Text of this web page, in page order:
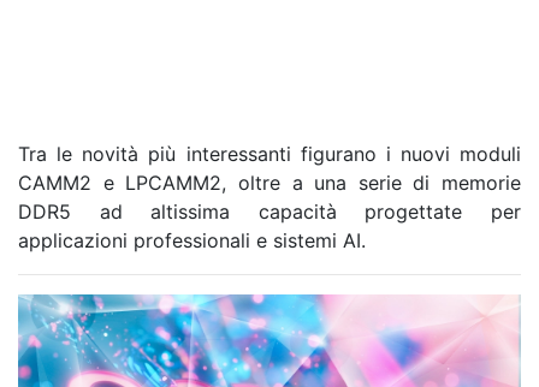
Tra le novità più interessanti figurano i nuovi moduli
CAMM2 e LPCAMM2, oltre a una serie di memorie
DDR5 ad altissima capacità progettate per
applicazioni professionali e sistemi AI.